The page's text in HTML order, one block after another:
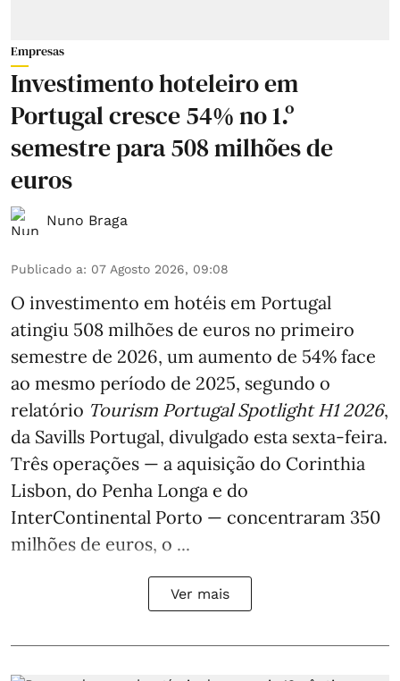
Empresas
Investimento hoteleiro em
Portugal cresce 54% no 1.º
semestre para 508 milhões de
euros
Nuno Braga
Publicado a: 07 Agosto 2026, 09:08
O investimento em hotéis em Portugal
atingiu 508 milhões de euros no primeiro
semestre de 2026, um aumento de 54% face
ao mesmo período de 2025, segundo o
relatório Tourism Portugal Spotlight H1 2026,
da Savills Portugal, divulgado esta sexta-feira.
Três operações — a aquisição do Corinthia
Lisbon, do Penha Longa e do
InterContinental Porto — concentraram 350
milhões de euros, o ...
Ver mais